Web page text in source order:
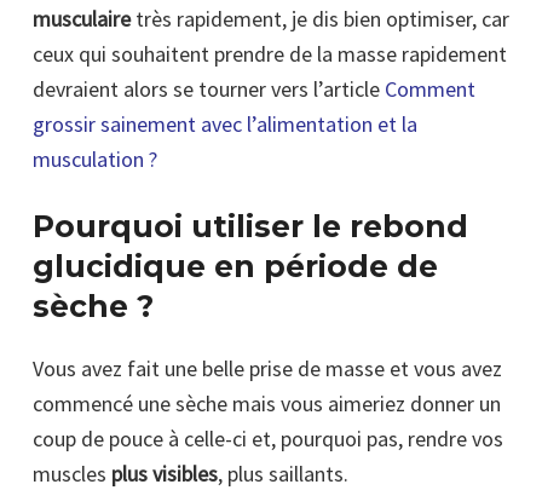
musculairetrès rapidement, je dis bien optimiser, car
ceux qui souhaitent prendre de la masse rapidement
devraient alors se tourner vers l’article Comment
grossir sainement avec l’alimentation et la
musculation ?
Pourquoi utiliser le rebond
glucidique en période de
sèche ?
Vous avez fait une belle prise de masse et vous avez
commencé une sèche mais vous aimeriez donner un
coup de pouce à celle-ci et, pourquoi pas, rendre vos
muscles plus visibles, plus saillants.